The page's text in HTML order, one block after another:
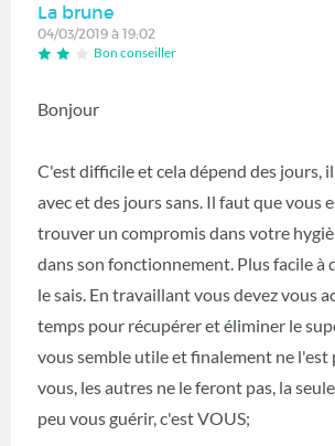
La brune
04/03/2019 à 19:02
Bon conseiller
Bonjour
C'est difficile et cela dépend des jours,
avec et des jours sans. Il faut que vous
trouver un compromis dans votre
dans son fonctionnement. Plus facile à
le sais. En travaillant vous devez vous
temps pour récupérer et éliminer le
vous semble utile et finalement ne l'est
vous, les autres ne le feront pas, la
peu vous guérir, c'est VOUS;